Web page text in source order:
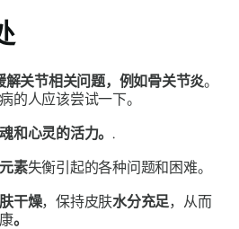
解关节相关问题，例如骨关节炎。
的人应该尝试一下。
和心灵的活力。.
素失衡引起的各种问题和困难。
干燥，保持皮肤水分充足，从而
。